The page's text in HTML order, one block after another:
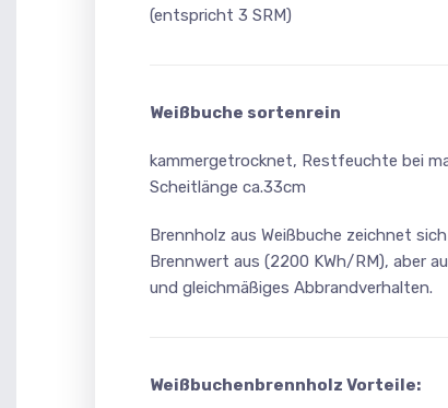
(entspricht 3 SRM)
Weißbuche sortenrein
kammergetrocknet, Restfeuchte bei
Scheitlänge ca.33cm
Brennholz aus Weißbuche zeichnet
Brennwert aus (2200 KWh/RM), aber
und gleichmäßiges Abbrandverhalten.
Weißbuchenbrennholz Vorteile: